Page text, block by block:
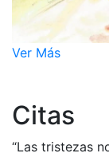
Ver Más
Citas
“Las tristezas